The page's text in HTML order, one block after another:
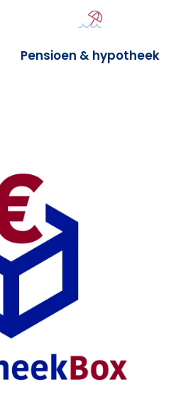
Pensioen & hypotheek